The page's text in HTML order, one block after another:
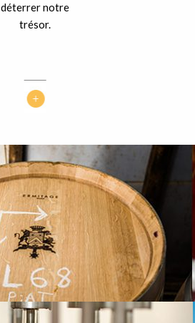
déterrer notre
trésor.